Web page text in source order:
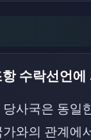
수락선언에
당사국은 동일
가와의 관계에